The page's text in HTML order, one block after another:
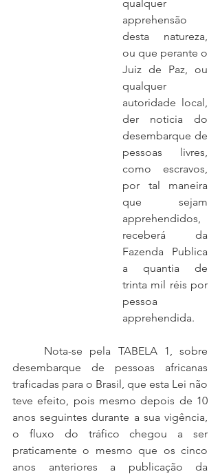
qualquer
apprehensão
desta natureza,
ou que perante o
Juiz de Paz, ou
qualquer
autoridade local,
der noticia do
desembarque de
pessoas livres,
como escravos,
por tal maneira
que sejam
apprehendidos,
receberá da
Fazenda Publica
a quantia de
trinta mil réis por
pessoa
apprehendida.
desembarque de pessoas africanas
traficadas para o Brasil, que esta Lei não
teve efeito, pois mesmo depois de 10
anos seguintes durante a sua vigência,
o fluxo do tráfico chegou a ser
praticamente o mesmo que os cinco
anos anteriores a publicação da